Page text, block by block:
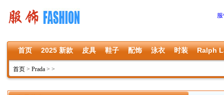
首页 2025 新款 皮具 鞋子 配饰 泳衣 时装 Ralph
首页 > Prada > >